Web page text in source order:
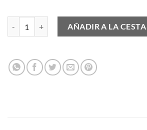
Rockero Silvio cantidadAÑADIR A LA CESTA